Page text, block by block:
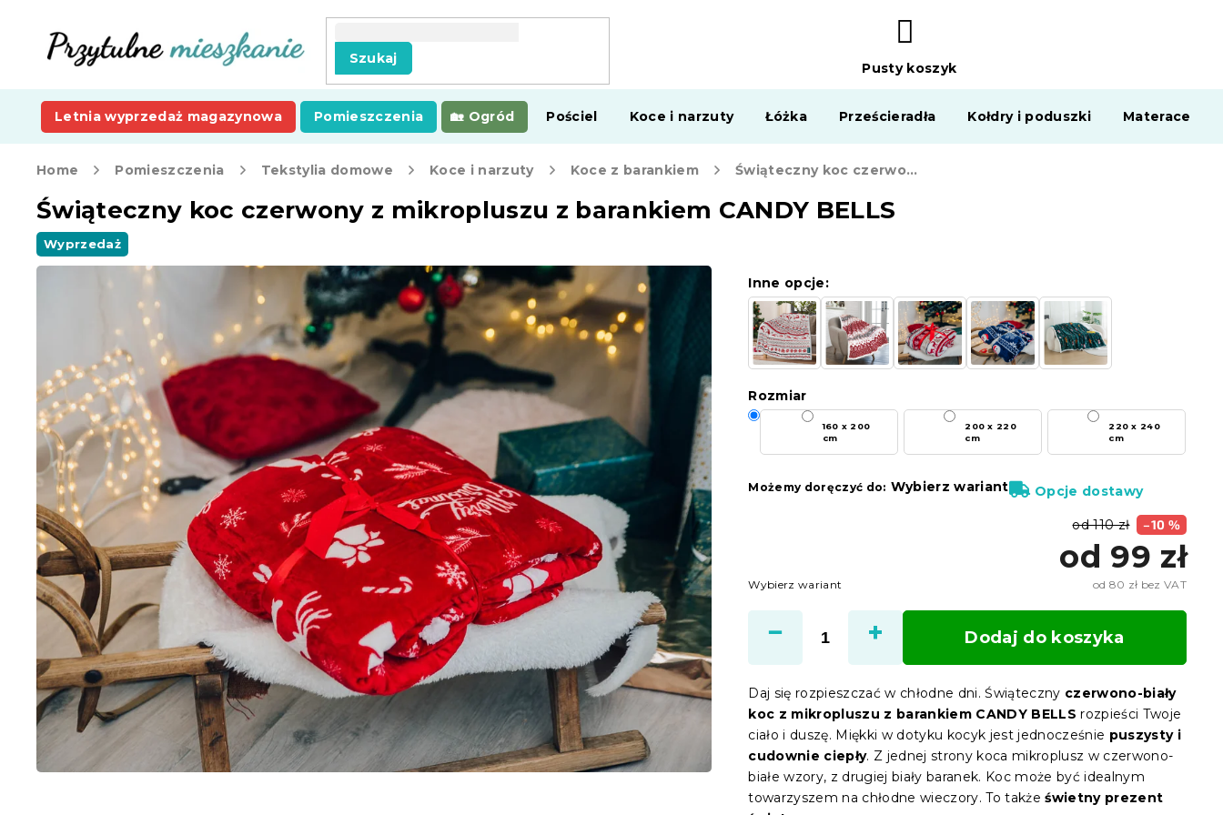
Szukaj
KOSZYK
Pusty koszyk
Letnia wyprzedaż magazynowa Pomieszczenia Ogród Pościel Koce i narzuty Łóżka Prześcieradła Kołdry i poduszki Materace
Home Pomieszczenia Tekstylia domowe Koce i narzuty Koce z barankiem Świąteczny koc czerwony z mikropluszu z barankiem CANDY BELLS
Świąteczny koc czerwony z mikropluszu z barankiem CANDY BELLS
Wyprzedaż
od 110 zł –10 %
od 99 zł
od 80 zł bez VAT
Wybierz wariant
Inne opcje:
Rozmiar
160 x 200
cm
200 x 220
cm
220 x 240
cm
Możemy doręczyć do: Wybierz wariant Opcje dostawy
Dodaj do koszyka
Daj się rozpieszczać w chłodne dni. Świąteczny czerwono-biały
koc z mikropluszu z barankiem CANDY BELLSrozpieści Twoje
ciało i duszę. Miękki w dotyku kocyk jest jednocześnie puszysty i
cudownie ciepły. Z jednej strony koca mikroplusz w czerwono-
białe wzory, z drugiej biały baranek. Koc może być idealnym
towarzyszem na chłodne wieczory. To także świetny prezent